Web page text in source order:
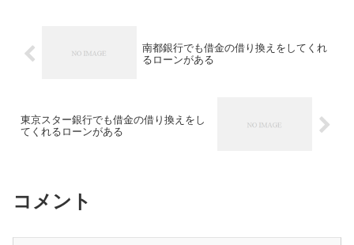
南都銀行でも借金の借り換えをしてくれ
るローンがある
東京スター銀行でも借金の借り換えをし
てくれるローンがある
コメント